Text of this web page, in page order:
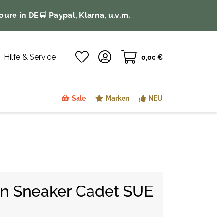
in DE 🛒 Paypal, Klarna, u.v.m.
Hilfe & Service 0,00 €
Sale Marken NEU
Sneaker Cadet SUE